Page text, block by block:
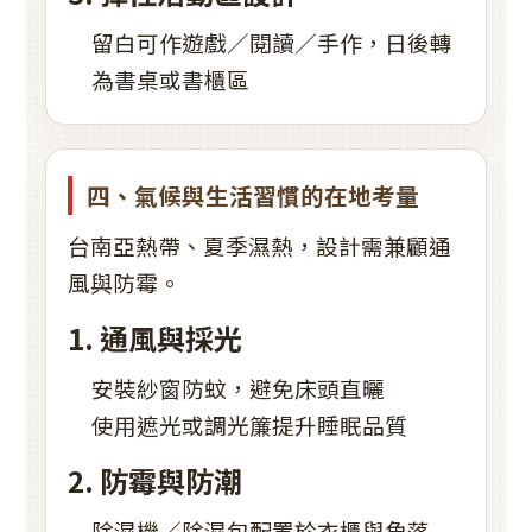
留白可作遊戲／閱讀／手作，日後轉
為書桌或書櫃區
四、氣候與生活習慣的在地考量
台南亞熱帶、夏季濕熱，設計需兼顧通
風與防霉。
1. 通風與採光
安裝紗窗防蚊，避免床頭直曬
使用遮光或調光簾提升睡眠品質
2. 防霉與防潮